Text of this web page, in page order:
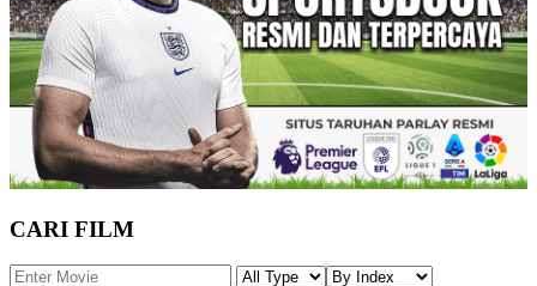
CARI FILM